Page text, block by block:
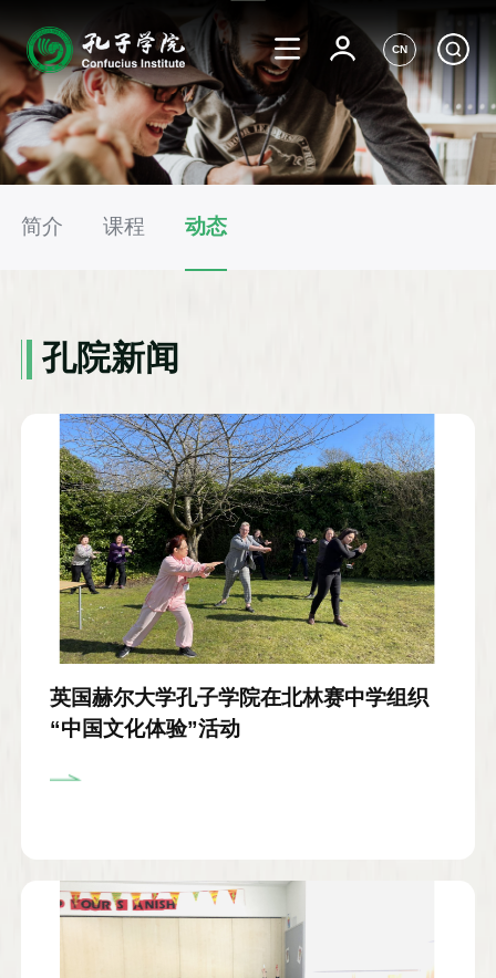
CN
简介 课程 动态
孔院新闻
英国赫尔大学孔子学院在北林赛中学组织
“中国文化体验”活动